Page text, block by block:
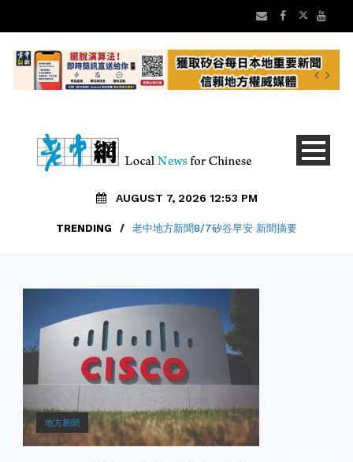
AUGUST 7, 2026 12:53 PM
TRENDING / 老中地方新聞8/7矽谷早安 新聞摘要
地方新聞